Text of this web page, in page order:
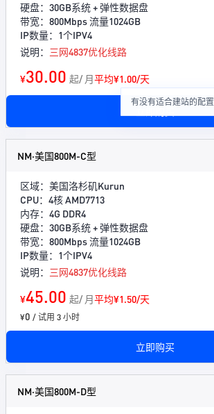
硬盘：30GB系统 + 弹性数据盘
带宽：800Mbps 流量1024GB
IP数量：1个IPV4
说明： 三网4837优化线路
¥30.00 起/ 月平均¥1.00/天
NM·美国800M-C型
区域：美国洛杉矶Kurun
CPU：4核 AMD7713
内存：4G DDR4
硬盘：30GB系统 + 弹性数据盘
带宽：800Mbps 流量1024GB
IP数量：1个IPV4
说明： 三网4837优化线路
¥45.00 起/ 月平均¥1.50/天
¥0 / 试用 3 小时
立即购买
NM·美国800M-D型
有没有适合建站的配置